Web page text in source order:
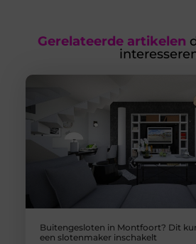
Gerelateerde artikelen
Buitengesloten in Montfoort? Dit
een slotenmaker inschakelt